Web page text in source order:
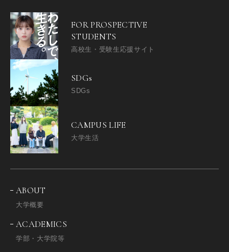
FOR PROSPECTIVE
STUDENTS
高校生・受験生応援サイト
SDGs
SDGs
CAMPUS LIFE
大学生活
ABOUT
大学概要
ACADEMICS
学部・大学院等